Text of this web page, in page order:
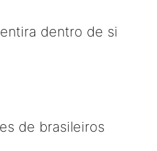
dentro de si
de brasileiros